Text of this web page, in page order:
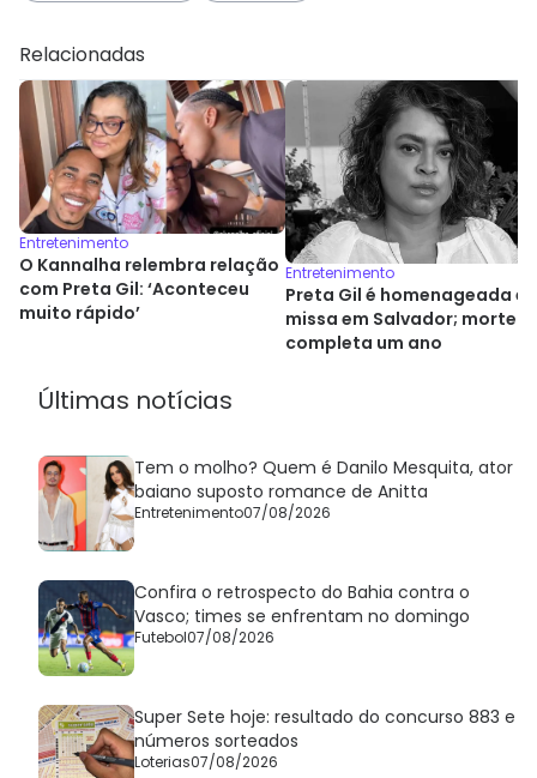
Relacionadas
Entretenimento
O Kannalha relembra relação
com Preta Gil: ‘Aconteceu
muito rápido’
Entretenimento
Preta Gil é homenageada
missa em Salvador; morte
completa um ano
Últimas notícias
Tem o molho? Quem é Danilo Mesquita, ator
baiano suposto romance de Anitta
Entretenimento07/08/2026
Confira o retrospecto do Bahia contra o
Vasco; times se enfrentam no domingo
Futebol07/08/2026
Super Sete hoje: resultado do concurso 883 e
números sorteados
Loterias07/08/2026